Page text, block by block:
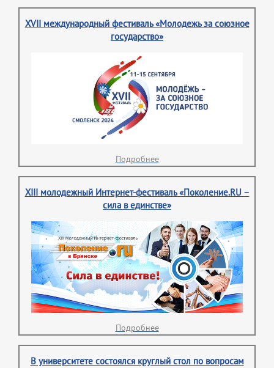
XVII международный фестиваль «Молодежь за союзное
государство»
Подробнее
XIII молодежный Интернет-фестиваль «Поколение.RU –
сила в единстве»
Подробнее
В университете состоялся круглый стол по вопросам